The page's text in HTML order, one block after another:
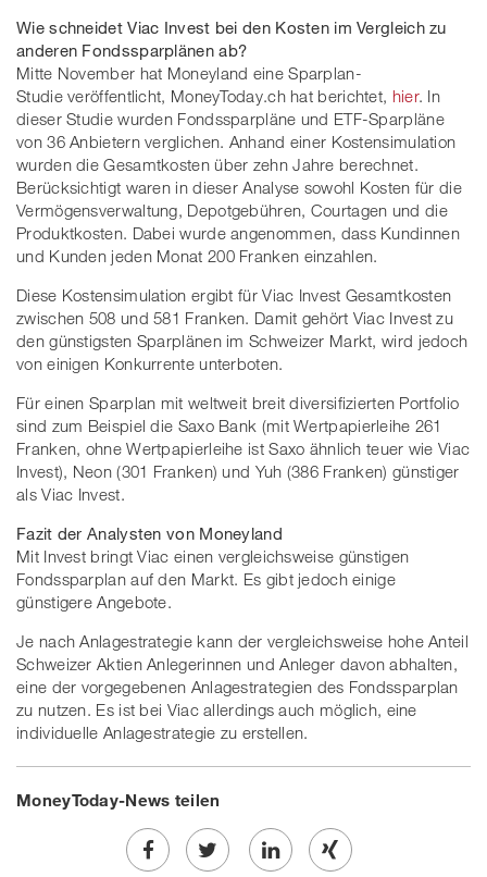
Wie schneidet Viac Invest bei den Kosten im Vergleich zu
anderen Fondssparplänen ab?
Mitte November hat Moneyland eine Sparplan-
Studie veröffentlicht, MoneyToday.ch hat berichtet, hier. In
dieser Studie wurden Fondssparpläne und ETF-Sparpläne
von 36 Anbietern verglichen. Anhand einer Kostensimulation
wurden die Gesamtkosten über zehn Jahre berechnet.
Berücksichtigt waren in dieser Analyse sowohl Kosten für die
Vermögensverwaltung, Depotgebühren, Courtagen und die
Produktkosten. Dabei wurde angenommen, dass Kundinnen
und Kunden jeden Monat 200 Franken einzahlen.
Diese Kostensimulation ergibt für Viac Invest Gesamtkosten
zwischen 508 und 581 Franken. Damit gehört Viac Invest zu
den günstigsten Sparplänen im Schweizer Markt, wird jedoch
von einigen Konkurrente unterboten.
Für einen Sparplan mit weltweit breit diversifizierten Portfolio
sind zum Beispiel die Saxo Bank (mit Wertpapierleihe 261
Franken, ohne Wertpapierleihe ist Saxo ähnlich teuer wie Viac
Invest), Neon (301 Franken) und Yuh (386 Franken) günstiger
als Viac Invest.
Fazit der Analysten von Moneyland
Mit Invest bringt Viac einen vergleichsweise günstigen
Fondssparplan auf den Markt. Es gibt jedoch einige
günstigere Angebote.
Je nach Anlagestrategie kann der vergleichsweise hohe Anteil
Schweizer Aktien Anlegerinnen und Anleger davon abhalten,
eine der vorgegebenen Anlagestrategien des Fondssparplan
zu nutzen. Es ist bei Viac allerdings auch möglich, eine
individuelle Anlagestrategie zu erstellen.
MoneyToday-News teilen